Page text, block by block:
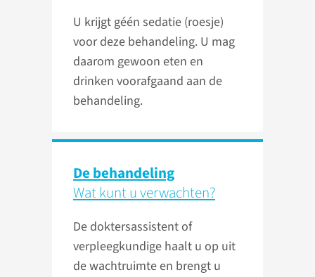
U krijgt géén sedatie (roesje)
voor deze behandeling. U mag
daarom gewoon eten en
drinken voorafgaand aan de
be­han­de­ling.
De behandeling
Wat kunt u verwachten?
De doktersassistent of
verpleegkundige haalt u op uit
de wachtruimte en brengt u